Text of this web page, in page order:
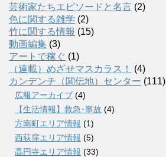
芸術家たちエピソードと名言 (2)
色に関する雑学 (2)
竹に関する情報 (15)
動画編集 (3)
アートで稼ぐ (1)
（連載）めざせマスカラス！
(4)
カンデンチ（関伝地）センター (111)
広報アーカイブ (4)
【生活情報】救急･事故 (4)
方南町エリア情報 (1)
西荻窪エリア情報 (5)
高円寺エリア情報 (33)